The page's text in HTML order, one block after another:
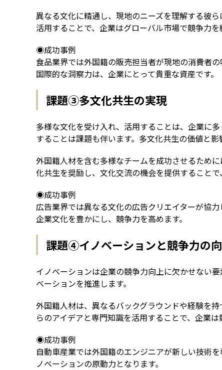
異なる文化に精通し、現地のニーズを理解する彼
活用することで、企業はグローバル市場で競争力を
◉成功事例
食品業界では外国籍の販売担当者が現地の消費者
国際的な洞察力は、企業にとって貴重な資産です。
課題③多文化共生の実現
多様な文化を受け入れ、活用することは、企業に
することは課題も伴います。多文化共生の価値と影
外国籍人材を含む多様なチームを成功させるため
化共生を奨励し、文化交流の機会を提供することで
◉成功事例
広告業界では異なる文化の広告クリエイターが協
企業文化を豊かにし、競争力を高めます。
課題④イノベーションと競争力の
イノベーションは企業の競争力向上に欠かせない
ベーションを推進します。
外国籍人材は、異なるバックグラウンドや経験を
らのアイデアと専門知識を活用することで、企業
◉成功事例
自動車産業では外国籍のエンジニアが新しい技術
ノベーションの原動力となります。